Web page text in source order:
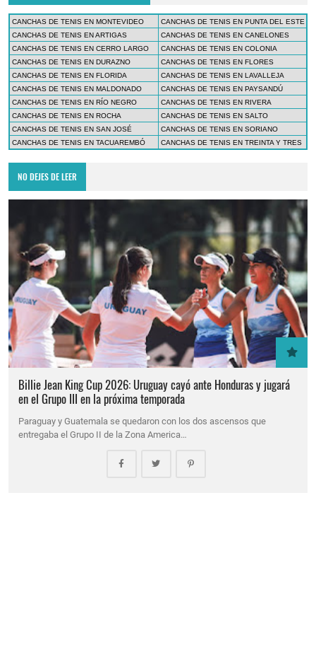
CANCHAS DE TENIS EN MONTEVIDEO
CANCHAS DE TENIS EN PUNTA DEL ESTE
CANCHAS DE TENIS EN ARTIGAS
CANCHAS DE TENIS EN CANELONES
CANCHAS DE TENIS EN CERRO LARGO
CANCHAS DE TENIS EN COLONIA
CANCHAS DE TENIS EN DURAZNO
CANCHAS DE TENIS EN FLORES
CANCHAS DE TENIS EN FLORIDA
CANCHAS DE TENIS EN LAVALLEJA
CANCHAS DE TENIS EN MALDONADO
CANCHAS DE TENIS EN PAYSANDÚ
CANCHAS DE TENIS EN RÍO NEGRO
CANCHAS DE TENIS EN RIVERA
CANCHAS DE TENIS EN ROCHA
CANCHAS DE TENIS EN SALTO
CANCHAS DE TENIS EN SAN JOSÉ
CANCHAS DE TENIS EN SORIANO
CANCHAS DE TENIS EN TACUAREMBÓ
CANCHAS DE TENIS EN TREINTA Y TRES
NO DEJES DE LEER
Billie Jean King Cup 2026: Uruguay cayó ante Honduras y jugará
en el Grupo III en la próxima temporada
Paraguay y Guatemala se quedaron con los dos ascensos que
entregaba el Grupo II de la Zona America…